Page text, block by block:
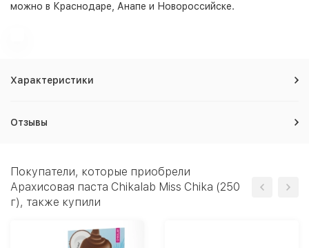
можно в Краснодаре, Анапе и Новороссийске.
Характеристики
Отзывы
Покупатели, которые приобрели
Арахисовая паста Chikalab Miss Chika (250
г), также купили